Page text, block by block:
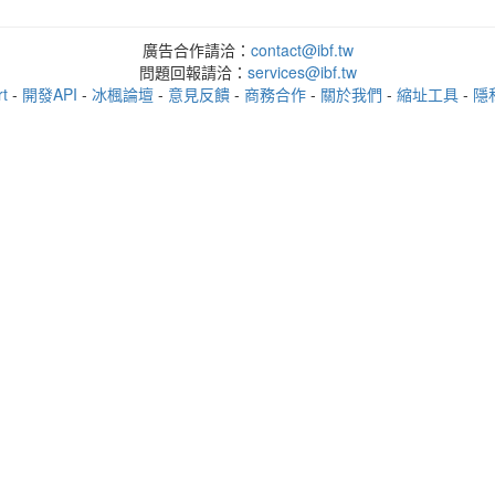
廣告合作請洽： contact@ibf.tw
問題回報請洽： services@ibf.tw
- 開發API - 冰楓論壇 - 意見反饋 - 商務合作 - 關於我們 - 縮址工具 - 隱